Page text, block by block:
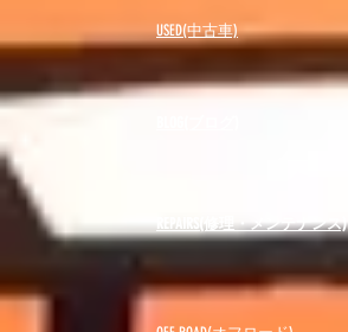
USED(中古車)
REPAIRS(修理・メンテナンス)